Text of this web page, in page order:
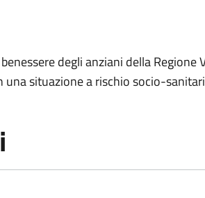
degli anziani della Regione
situazione a rischio socio-